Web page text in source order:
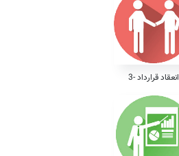
3- انعقاد قرارداد